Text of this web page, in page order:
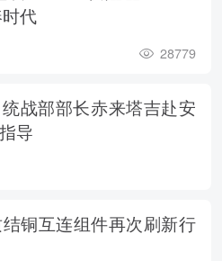
代
28779
战部部长赤来塔吉赴安
导
铜互连组件再次刷新行